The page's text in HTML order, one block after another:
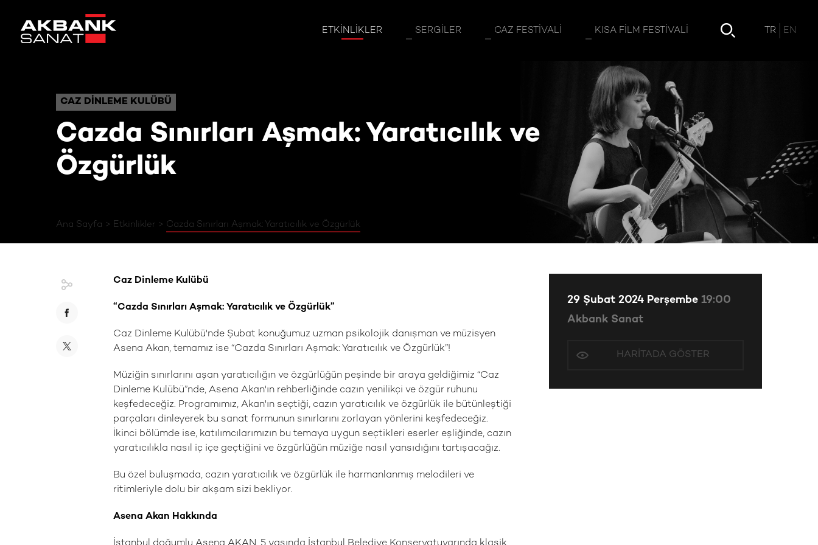
ETKINLIKLER SERGILER CAZ FESTIVALI KISA FILM FESTIVALI TR EN
CAZ DINLEME KULÜBÜ
Cazda Sınırları Aşmak: Yaratıcılık ve
Özgürlük
Ana Sayfa Etkinlikler Cazda Sınırları Aşmak: Yaratıcılık ve Özgürlük
CAZ DINLEME KULÜBÜ
Caz Dinleme Kulübü
“Cazda Sınırları Aşmak: Yaratıcılık ve Özgürlük”
Caz Dinleme Kulübü'nde Şubat konuğumuz uzman psikolojik danışman ve müzisyen
Asena Akan, temamız ise “Cazda Sınırları Aşmak: Yaratıcılık ve Özgürlük”!
Müziğin sınırlarını aşan yaratıcılığın ve özgürlüğün peşinde bir araya geldiğimiz “Caz
Dinleme Kulübü”nde, Asena Akan'ın rehberliğinde cazın yenilikçi ve özgür ruhunu
keşfedeceğiz. Programımız, Akan'ın seçtiği, cazın yaratıcılık ve özgürlük ile bütünleştiği
parçaları dinleyerek bu sanat formunun sınırlarını zorlayan yönlerini keşfedeceğiz.
İkinci bölümde ise, katılımcılarımızın bu temaya uygun seçtikleri eserler eşliğinde, cazın
yaratıcılıkla nasıl iç içe geçtiğini ve özgürlüğün müziğe nasıl yansıdığını tartışacağız.
Bu özel buluşmada, cazın yaratıcılık ve özgürlük ile harmanlanmış melodileri ve
ritimleriyle dolu bir akşam sizi bekliyor.
Asena Akan Hakkında
29 Şubat 2024 Perşembe 19:00
Akbank Sanat
HARITADA GÖSTER